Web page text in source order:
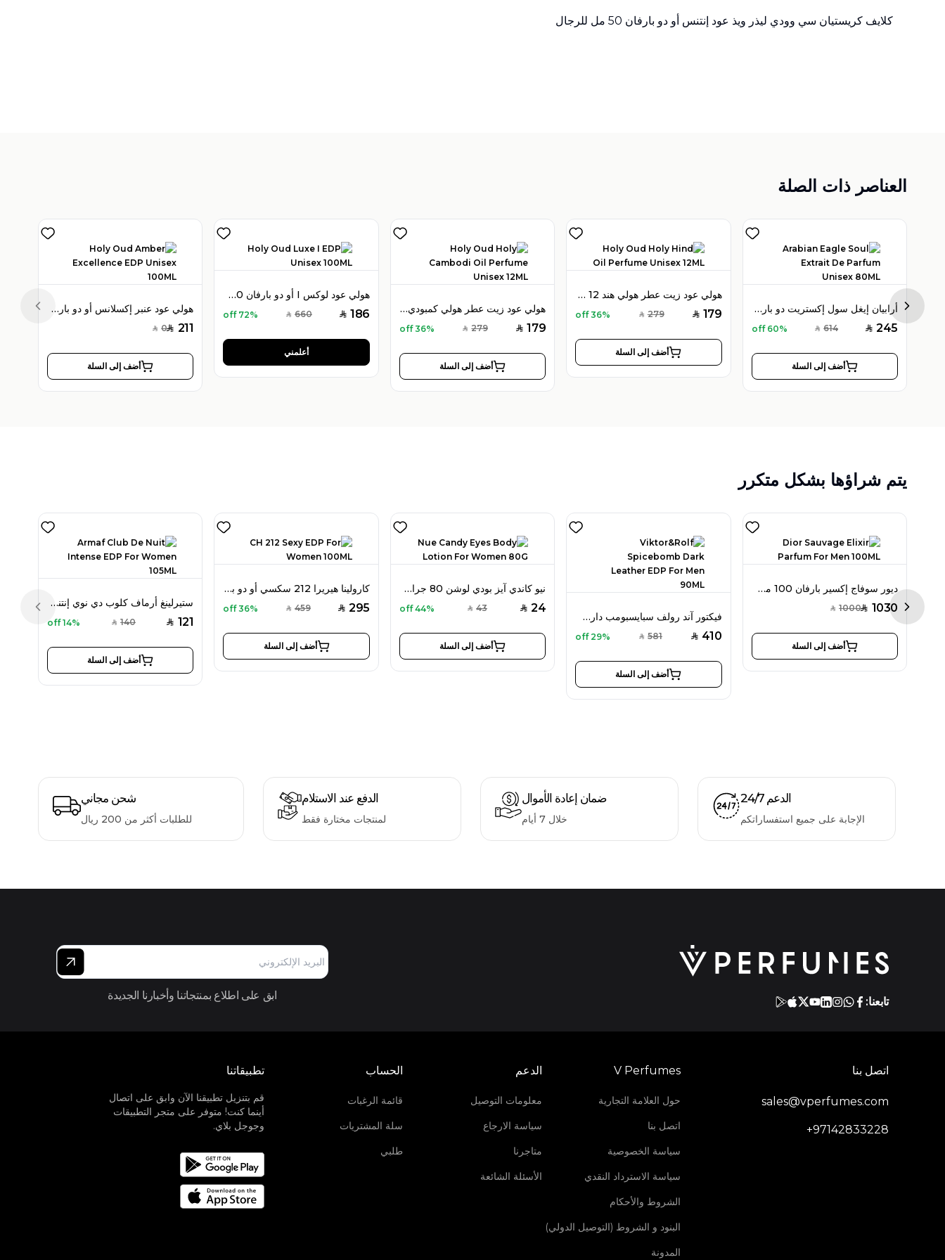
كلايف كريستيان سي وودي ليذر ويذ عود إنتنس أو دو بارفان 50 مل للرجال
العناصر ذات الصلة
هولي عود عنبر إكسلانس أو دو بارفان 100 مل للجنسين
SAR 211
SAR 0
أضف إلى السلة
هولي عود لوكس I أو دو بارفان 100 مل للجنسين
SAR 186
SAR 660
72% off
أعلمني
هولي عود زيت عطر هولي كمبودي 12 مل للجنسين
SAR 179
SAR 279
36% off
أضف إلى السلة
هولي عود زيت عطر هولي هند 12 مل للجنسين
SAR 179
SAR 279
36% off
أضف إلى السلة
أرابيان إيغل سول إكستريت دو بارفان 80 مل للرجال
SAR 245
SAR 614
60% off
أضف إلى السلة
Previous slide Next
يتم شراؤها بشكل متكرر
ستيرلينغ أرماف كلوب دي نوي إنتنس أو دو بارفان 105 مل للنساء
SAR 121
SAR 140
14% off
أضف إلى السلة
كارولينا هيريرا 212 سكسي أو دو بارفان 100 مل للنساء
SAR 295
SAR 459
36% off
أضف إلى السلة
نيو كاندي آيز بودي لوشن 80 جرام للنساء
SAR 24
SAR 43
44% off
أضف إلى السلة
فيكتور آند رولف سبايسبومب دارك ليذر أو دو بارفان 90 مل للرجال
SAR 410
SAR 581
29% off
أضف إلى السلة
ديور سوفاج إكسير بارفان 100 مل للرجال
SAR 1030
SAR 1000
أضف إلى السلة
Previous slide Next
شحن مجاني
للطلبات أكثر من 200 ريال
الدفع عند الاستلام
لمنتجات مختارة فقط
ضمان إعادة الأموال
خلال 7 أيام
الدعم 24/7
الإجابة على جميع استفساراتكم
تابعنا: ابق على اطلاع بمنتجاتنا وأخبارنا الجديدة
اتصل بنا
sales@vperfumes.com
+97142833228
V Perfumes
حول العلامة التجارية
اتصل بنا
سياسة الخصوصية
سياسة الاسترداد النقدي
الشروط والأحكام
البنود و الشروط (التوصيل الدولي)
المدونة
الدعم
معلومات التوصيل
سياسة الارجاع
متاجرنا
الأسئلة الشائعة
الحساب
قائمة الرغبات
سلة المشتريات
طلبي
تطبيقاتنا
قم بتنزيل تطبيقنا الآن وابق على اتصال
أينما كنت! متوفر على متجر التطبيقات
وجوجل بلاي.